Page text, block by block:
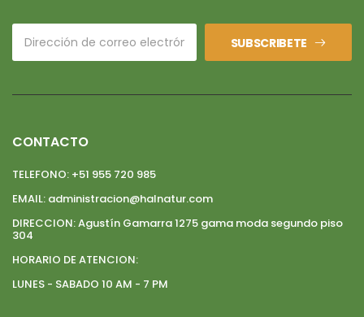
SUBSCRIBETE
CONTACTO
TELEFONO: +51 955 720 985
EMAIL: administracion@halnatur.com
DIRECCION:Agustín Gamarra 1275 gama moda segundo piso
304
HORARIO DE ATENCION:
LUNES - SABADO 10 AM - 7 PM